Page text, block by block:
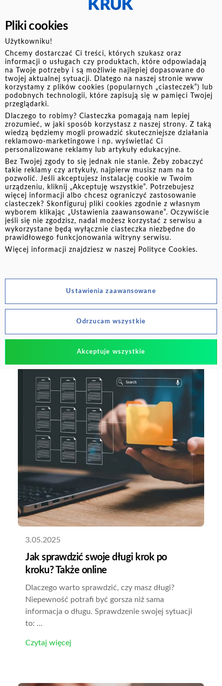
10.06.2025
Planowanie na przyszłość: Cele
finansowe i strategie...
Dlaczego warto planować swoje finanse?
Czytaj więcej
3.05.2025
Jak sprawdzić swoje długi krok po
kroku? Także online
Dlaczego warto sprawdzić, czy masz długi?
Niepewność potrafi być gorsza niż sama
informacja o długu. Sprawdzenie swojej sytuacji
to: ...
Czytaj więcej
Pliki cookies
Użytkowniku!
Chcemy dostarczać Ci treści, których szukasz oraz
informacji o usługach czy produktach, które odpowiadają
na Twoje potrzeby i są możliwie najlepiej dopasowane do
twojej aktualnej sytuacji. Dlatego na naszej stronie www
korzystamy z plików cookies (popularnych „ciasteczek”) lub
podobnych technologii, które zapisują się w pamięci Twojej
przeglądarki.
Dlaczego to robimy? Ciasteczka pomagają nam lepiej
zrozumieć, w jaki sposób korzystasz z naszej strony. Z taką
wiedzą będziemy mogli prowadzić skuteczniejsze działania
reklamowo-marketingowe i np. wyświetlać Ci
personalizowane reklamy lub artykuły edukacyjne.
Bez Twojej zgody to się jednak nie stanie. Żeby zobaczyć
takie reklamy czy artykuły, najpierw musisz nam na to
pozwolić. Jeśli akceptujesz instalację cookie w Twoim
urządzeniu, kliknij „Akceptuję wszystkie”. Potrzebujesz
więcej informacji albo chcesz ograniczyć zastosowanie
ciasteczek? Skonfiguruj pliki cookies zgodnie z własnym
wyborem klikając „Ustawienia zaawansowane”. Oczywiście
jeśli się nie zgodzisz, nadal możesz korzystać z serwisu a
wykorzystane będą wyłącznie ciasteczka niezbędne do
prawidłowego funkcjonowania witryny serwisu.
Więcej informacji znajdziesz w naszej Polityce Cookies.
Ustawienia zaawansowane
Odrzucam wszystkie
Akceptuje wszystkie